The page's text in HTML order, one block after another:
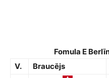
Fomula E
V.
Braucējs